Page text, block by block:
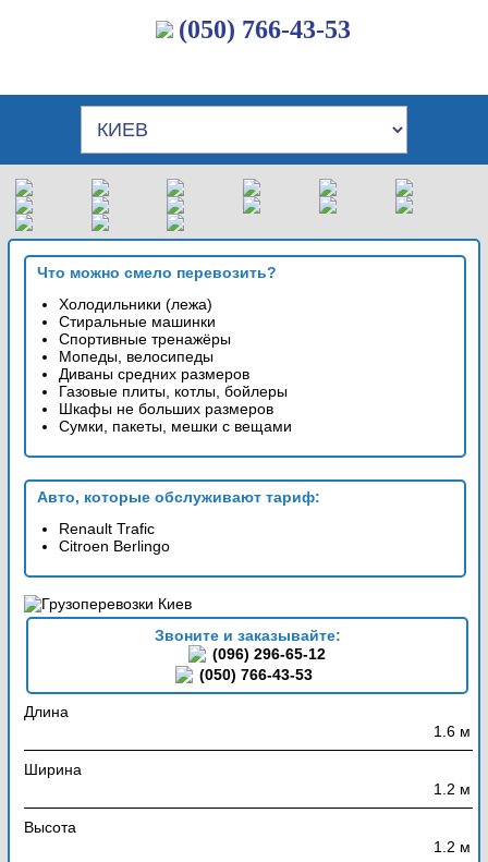
(050) 766-43-53
Что можно смело перевозить?
Холодильники (лежа)
Стиральные машинки
Спортивные тренажёры
Мопеды, велосипеды
Диваны средних размеров
Газовые плиты, котлы, бойлеры
Шкафы не больших размеров
Сумки, пакеты, мешки с вещами
Авто, которые обслуживают тариф:
Renault Trafic
Citroen Berlingo
Звоните и заказывайте:
(096) 296-65-12
(050) 766-43-53
Длина
1.6 м
Ширина
1.2 м
Высота
1.2 м